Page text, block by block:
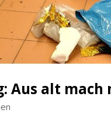
Aus alt mach